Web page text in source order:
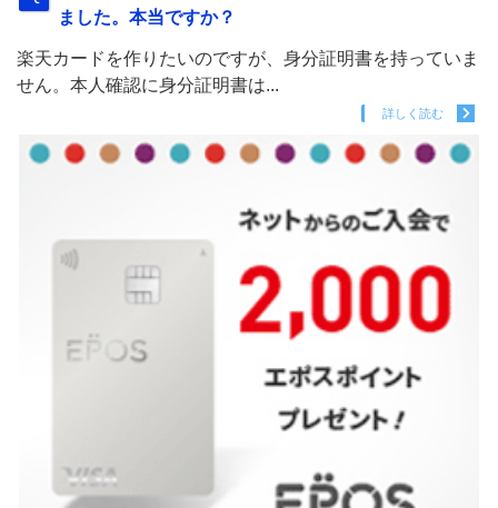
ました。本当ですか？
楽天カードを作りたいのですが、身分証明書を持っていま
せん。本人確認に身分証明書は...
詳しく読む